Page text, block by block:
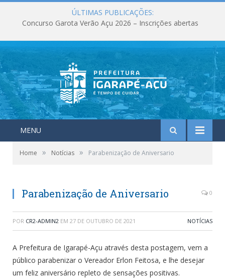
ÚLTIMAS PUBLICAÇÕES:
Concurso Garota Verão Açu 2026 – Inscrições abertas
MENU
Home » Notícias » Parabenização de Aniversario
Parabenização de Aniversario 0
POR CR2-ADMIN2 EM 27 DE OUTUBRO DE 2021 NOTÍCIAS
A Prefeitura de Igarapé-Açu através desta postagem, vem a
público parabenizar o Vereador Erlon Feitosa, e lhe desejar
um feliz aniversário repleto de sensações positivas.